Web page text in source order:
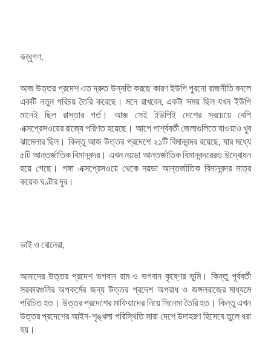
বন্ধুগণ,
আজ উত্তর প্রদেশ এত দ্রুত উন্নতি করছে কারণ ইউপি পুরনো রাজনীতি বদলে
একটি নতুন পরিচয় তৈরি করেছে। মনে রাখবেন, একটা সময় ছিল যখন ইউপি
মানেই ছিল রাস্তার গর্ত। আজ সেই ইউপিই দেশের সবচেয়ে বেশি
এক্সপ্রেসওয়ের রাজ্যে পরিণত হয়েছে। আগে পার্শ্ববর্তী জেলাগুলিতে যাওয়াও খুব
ঝামেলার ছিল। কিন্তু আজ উত্তর প্রদেশে ২১টি বিমানবন্দর রয়েছে, যার মধ্যে
৫টি আন্তর্জাতিক বিমানবন্দর। এখন নয়ডা আন্তর্জাতিক বিমানবন্দরেরও উদ্বোধন
হয়ে গেছে। গঙ্গা এক্সপ্রেসওয়ে থেকে নয়ডা আন্তর্জাতিক বিমানবন্দর মাত্র
কয়েক ঘণ্টার দূর।
ভাই ও বোনেরা,
আমাদের উত্তর প্রদেশ ভগবান রাম ও ভগবান কৃষ্ণের ভূমি। কিন্তু পূর্ববর্তী
সরকারগুলির অপকর্মের জন্য উত্তর প্রদেশ অপরাধ ও জঙ্গলরাজের মাধ্যমে
পরিচিত হত। উত্তর প্রদেশের মাফিয়াদের নিয়ে সিনেমা তৈরি হত। কিন্তু এখন
উত্তর প্রদেশের আইন-শৃঙ্খলা পরিস্থিতি সারা দেশে উদাহরণ হিসেবে তুলে ধরা
হয়।